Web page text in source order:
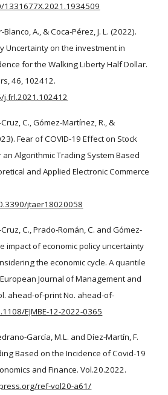
A., & Coca-Pérez, J. L. (2022).
Uncertainty on the investment in
for the Walking Liberty Half Dollar.
46, 102412.
C., Gómez-Martínez, R., &
Fear of COVID-19 Effect on Stock
Algorithmic Trading System Based
and Applied Electronic Commerce
jtaer18020058
C., Prado-Román, C. and Gómez-
impact of economic policy uncertainty
the economic cycle. A quantile
Journal of Management and
ahead-of-print No. ahead-of-
EJMBE-12-2022-0365
García, M.L. and Díez-Martín, F.
Based on the Incidence of Covid-19
and Finance. Vol.20.2022.
ref-vol20-a61/